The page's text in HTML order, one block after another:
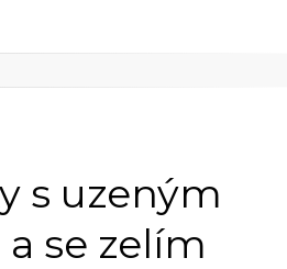
s uzeným
se zelím